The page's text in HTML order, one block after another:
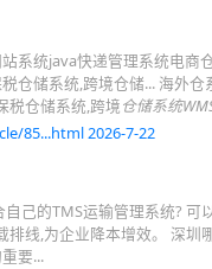
系统java快递管理系统电
仓储系统,跨境仓储... 海外
税仓储系统,跨境仓储系统
85...html 2026-7-22
己的TMS运输管理系统?
线,为企业降本增效。 深
要...